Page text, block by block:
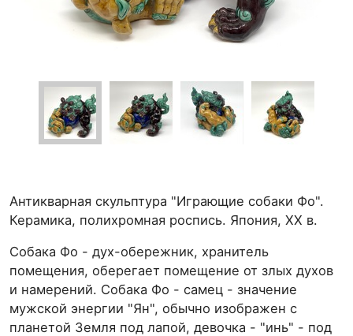
Антикварная скульптура "Играющие собаки Фо".
Керамика, полихромная роспись. Япония, ХХ в.
Собака Фо - дух-обережник, хранитель
помещения, оберегает помещение от злых духов
и намерений. Собака Фо - самец - значение
мужской энергии "Ян", обычно изображен с
планетой Земля под лапой, девочка - "инь" - под